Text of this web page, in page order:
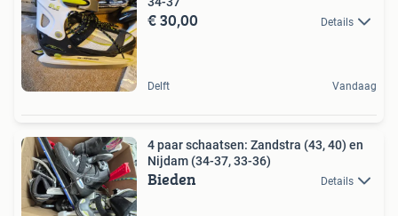
€ 30,00 Details
Delft Vandaag
4 paar schaatsen: Zandstra (43, 40) en
Nijdam (34-37, 33-36)
Bieden Details